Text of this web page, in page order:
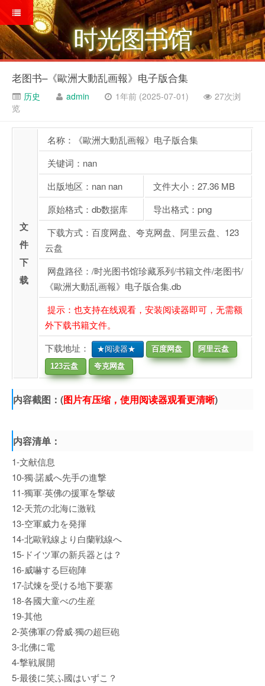
时光图书馆
老图书–《歐洲大動乱画報》电子版合集
历史 admin 1年前 (2025-07-01)
27次浏
览
文
件
下
载
名称：《歐洲大動乱画報》电子版合集
关键词：nan
出版地区：nan nan
文件大小：27.36 MB
原始格式：db数据库
导出格式：png
下载方式：百度网盘、夸克网盘、阿里云盘、123
云盘
网盘路径：/时光图书馆珍藏系列/书籍文件/老图书/
《歐洲大動乱画報》电子版合集.db
提示：也支持在线观看，安装阅读器即可，无需额
外下载书籍文件。
下载地址：
★阅读器★ 百度网盘
阿里云盘
123云盘
夸克网盘
内容截图：(图片有压缩，使用阅读器观看更清晰)
内容清单：
1-文献信息
10-獨·諾威へ先手の進撃
11-獨軍·英佛の援軍を撃破
12-天荒の北海に激戦
13-空軍威力を発揮
14-北歐戦線より白蘭戦線へ
15-ドイツ軍の新兵器とは？
16-威嚇する巨砲陣
17-試煉を受ける地下要塞
18-各國大童べの生産
19-其他
2-英佛軍の脅威·獨の超巨砲
3-北佛に電
4-撃戦展開
5-最後に笑ふ國はいずこ？